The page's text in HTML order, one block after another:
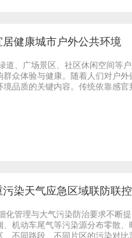
健康城市户外公共环境
、广场景区、社区休闲空间等
众体验与健康。随着人们对户
品质的关键内容。传统依靠感
染天气应急区域联防联控
管理与大气污染防治要求不断
机动车尾气等污染源分布零散
不同路段、不同片区的污染对